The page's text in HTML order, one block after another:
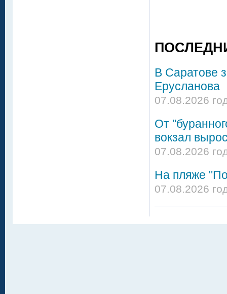
В Саратове
Ерусланова
07.08.2026
От
вокзал
07.08.2026
На пляже
07.08.2026